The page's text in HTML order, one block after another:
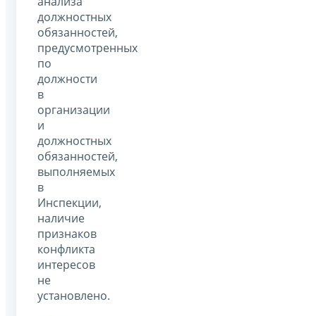
должностных
обязанностей,
предусмотренных
по
должности
в
организации
и
должностных
обязанностей,
выполняемых
в
Инспекции,
наличие
признаков
конфликта
интересов
не
установлено.